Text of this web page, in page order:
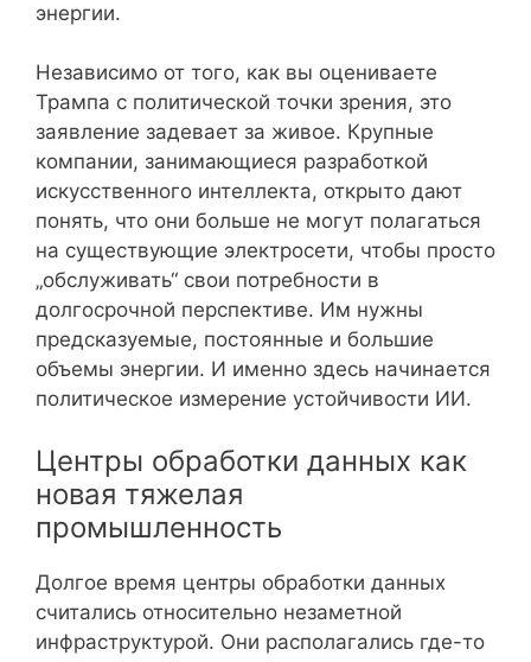
энергии.
Независимо от того, как вы оцениваете
Трампа с политической точки зрения, это
заявление задевает за живое. Крупные
компании, занимающиеся разработкой
искусственного интеллекта, открыто дают
понять, что они больше не могут полагаться
на существующие электросети, чтобы просто
„обслуживать“ свои потребности в
долгосрочной перспективе. Им нужны
предсказуемые, постоянные и большие
объемы энергии. И именно здесь начинается
политическое измерение устойчивости ИИ.
Центры обработки данных как
новая тяжелая
промышленность
Долгое время центры обработки данных
считались относительно незаметной
инфраструктурой. Они располагались где-то